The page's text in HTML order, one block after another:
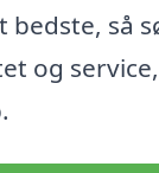
bedste, så
og